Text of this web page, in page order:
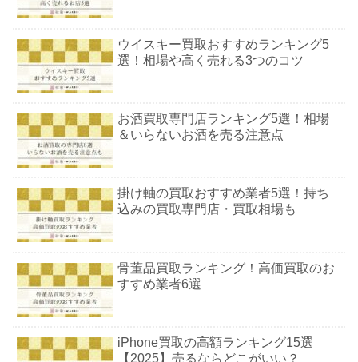
ウイスキー買取おすすめランキング5
選！相場や高く売れる3つのコツ
お酒買取専門店ランキング5選！相場
＆いらないお酒を売る注意点
掛け軸の買取おすすめ業者5選！持ち
込みの買取専門店・買取相場も
骨董品買取ランキング！高価買取のお
すすめ業者6選
iPhone買取の高額ランキング15選
【2025】売るならどこがいい？